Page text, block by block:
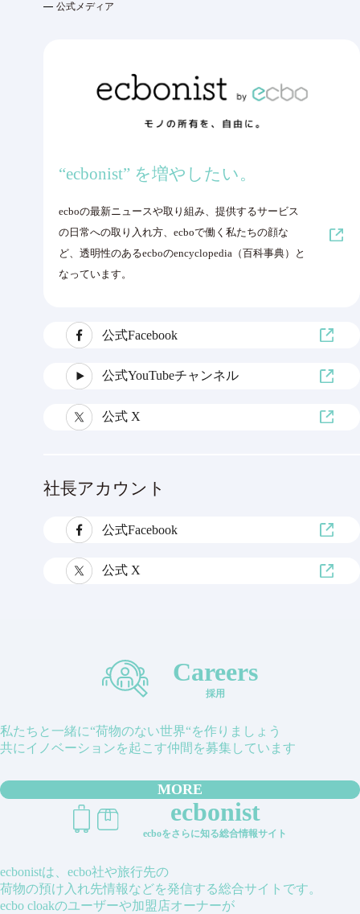
公式メディア
“ecbonist” を増やしたい。
ecboの最新ニュースや取り組み、提供するサービス
の日常への取り入れ方、ecboで働く私たちの顔な
ど、透明性のあるecboのencyclopedia（百科事典）と
なっています。
公式Facebook
公式YouTubeチャンネル
公式 X
社長アカウント
公式Facebook
公式 X
Careers
採用
私たちと一緒に“荷物のない世界“を作りましょう
共にイノベーションを起こす仲間を募集しています
MORE
ecbonist
ecboをさらに知る総合情報サイト
ecbonistは、ecbo社や旅行先の
荷物の預け入れ先情報などを発信する総合サイトです。
ecbo cloakのユーザーや加盟店オーナーが